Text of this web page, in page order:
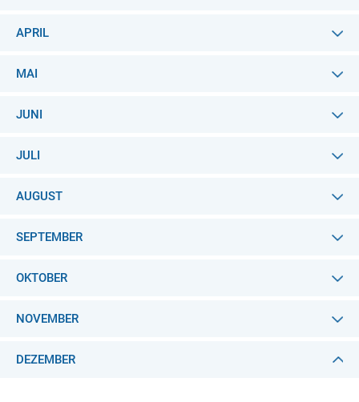
APRIL
MAI
JUNI
JULI
AUGUST
SEPTEMBER
OKTOBER
NOVEMBER
DEZEMBER